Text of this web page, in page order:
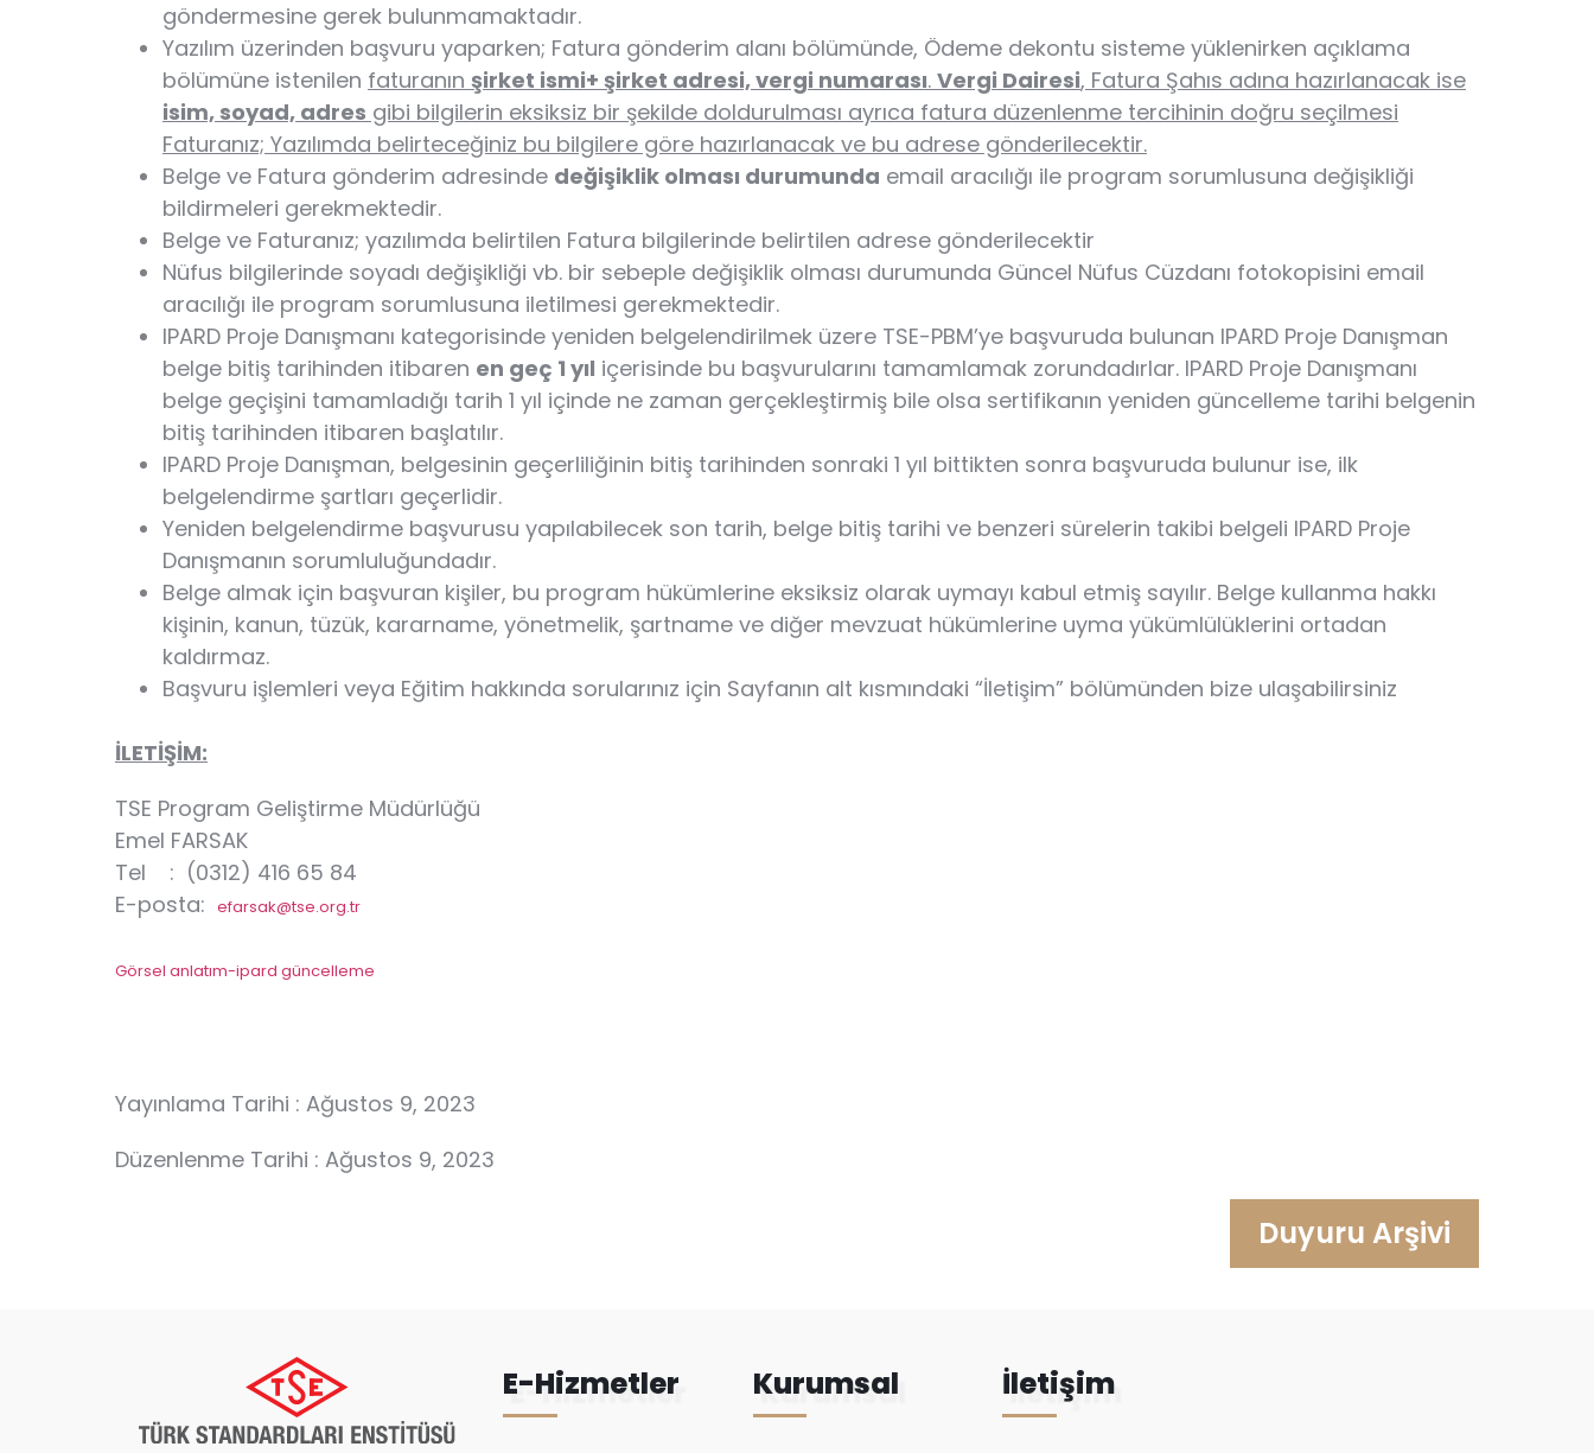
göndermesine gerek bulunmamaktadır.
Yazılım üzerinden başvuru yaparken; Fatura gönderim alanı bölümünde, Ödeme dekontu sisteme yüklenirken açıklama
bölümüne istenilen faturanın şirket ismi+ şirket adresi, vergi numarası. Vergi Dairesi, Fatura Şahıs adına hazırlanacak ise
isim, soyad, adres gibi bilgilerin eksiksiz bir şekilde doldurulması ayrıca fatura düzenlenme tercihinin doğru seçilmesi
Faturanız; Yazılımda belirteceğiniz bu bilgilere göre hazırlanacak ve bu adrese gönderilecektir.
Belge ve Fatura gönderim adresinde değişiklik olması durumunda email aracılığı ile program sorumlusuna değişikliği
bildirmeleri gerekmektedir.
Belge ve Faturanız; yazılımda belirtilen Fatura bilgilerinde belirtilen adrese gönderilecektir
Nüfus bilgilerinde soyadı değişikliği vb. bir sebeple değişiklik olması durumunda Güncel Nüfus Cüzdanı fotokopisini email
aracılığı ile program sorumlusuna iletilmesi gerekmektedir.
IPARD Proje Danışmanı kategorisinde yeniden belgelendirilmek üzere TSE-PBM’ye başvuruda bulunan IPARD Proje Danışman
belge bitiş tarihinden itibaren en geç 1 yıl içerisinde bu başvurularını tamamlamak zorundadırlar. IPARD Proje Danışmanı
belge geçişini tamamladığı tarih 1 yıl içinde ne zaman gerçekleştirmiş bile olsa sertifikanın yeniden güncelleme tarihi belgenin
bitiş tarihinden itibaren başlatılır.
IPARD Proje Danışman, belgesinin geçerliliğinin bitiş tarihinden sonraki 1 yıl bittikten sonra başvuruda bulunur ise, ilk
belgelendirme şartları geçerlidir.
Yeniden belgelendirme başvurusu yapılabilecek son tarih, belge bitiş tarihi ve benzeri sürelerin takibi belgeli IPARD Proje
Danışmanın sorumluluğundadır.
Belge almak için başvuran kişiler, bu program hükümlerine eksiksiz olarak uymayı kabul etmiş sayılır. Belge kullanma hakkı
kişinin, kanun, tüzük, kararname, yönetmelik, şartname ve diğer mevzuat hükümlerine uyma yükümlülüklerini ortadan
kaldırmaz.
Başvuru işlemleri veya Eğitim hakkında sorularınız için Sayfanın alt kısmındaki “İletişim” bölümünden bize ulaşabilirsiniz
İLETİŞİM:
TSE Program Geliştirme Müdürlüğü
Emel FARSAK
Tel : (0312) 416 65 84
E-posta: efarsak@tse.org.tr
Görsel anlatım-ipard güncelleme
Yayınlama Tarihi : Ağustos 9, 2023
Düzenlenme Tarihi : Ağustos 9, 2023
Duyuru Arşivi
E-Hizmetler Kurumsal İletişim